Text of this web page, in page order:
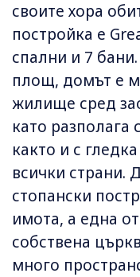
своите хора
постройка е
спални и 7
площ, домът е
жилище сред
като разполага
както и с
всички страни.
стопански
имота, а една
собствена
много